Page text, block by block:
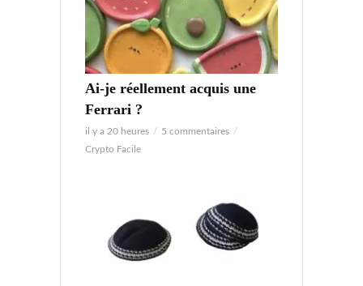
Ai-je réellement acquis une
Ferrari ?
il y a 20 heures
5 commentaires
Crypto Facile